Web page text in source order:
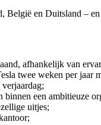
België en Duitsland –
afhankelijk van
twee weken per jaar
een ambitieuze
uitjes;